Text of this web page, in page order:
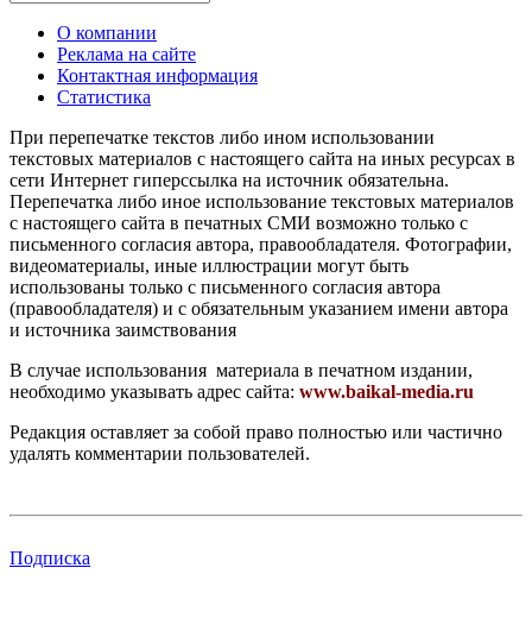
О компании
Реклама на сайте
Контактная информация
Статистика
При перепечатке текстов либо ином использовании
текстовых материалов с настоящего сайта на иных ресурсах в
сети Интернет гиперссылка на источник обязательна.
Перепечатка либо иное использование текстовых материалов
с настоящего сайта в печатных СМИ возможно только с
письменного согласия автора, правообладателя. Фотографии,
видеоматериалы, иные иллюстрации могут быть
использованы только с письменного согласия автора
(правообладателя) и с обязательным указанием имени автора
и источника заимствования
В случае использования материала в печатном издании,
необходимо указывать адрес сайта: www.baikal-media.ru
Редакция оставляет за собой право полностью или частично
удалять комментарии пользователей.
Подписка